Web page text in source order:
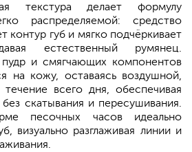
текстура делает формулу
распределяемой: средство
контур губ и мягко подчёркивает
естественный румянец.
и смягчающих компонентов
на кожу, оставаясь воздушной,
всего дня, обеспечивая
скатывания и пересушивания.
песочных часов идеально
визуально разглаживая линии и